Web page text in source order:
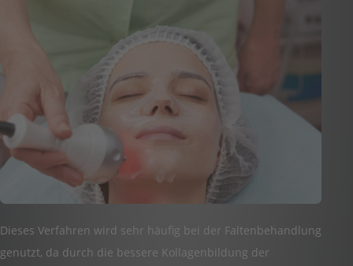
Dieses Verfahren wird sehr häufig bei der Faltenbehandlung
genutzt, da durch die bessere Kollagenbildung der